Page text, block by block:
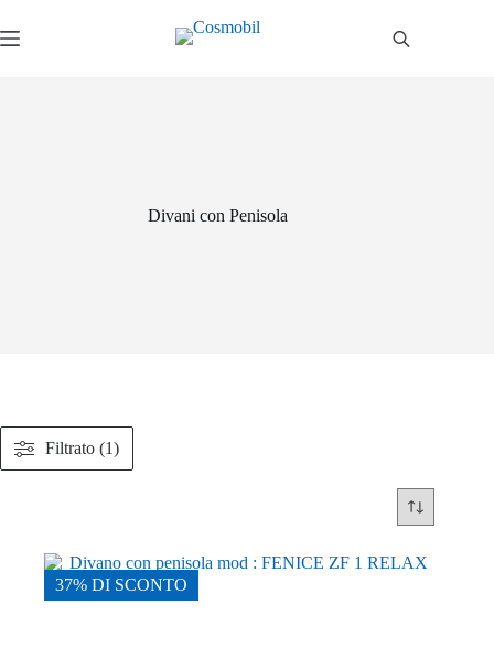
al
contenuto
Divani con Penisola
Filtrato (1)
37% DI SCONTO